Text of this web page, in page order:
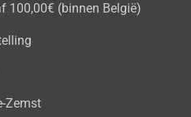
100,00€ (binnen België)
Zemst